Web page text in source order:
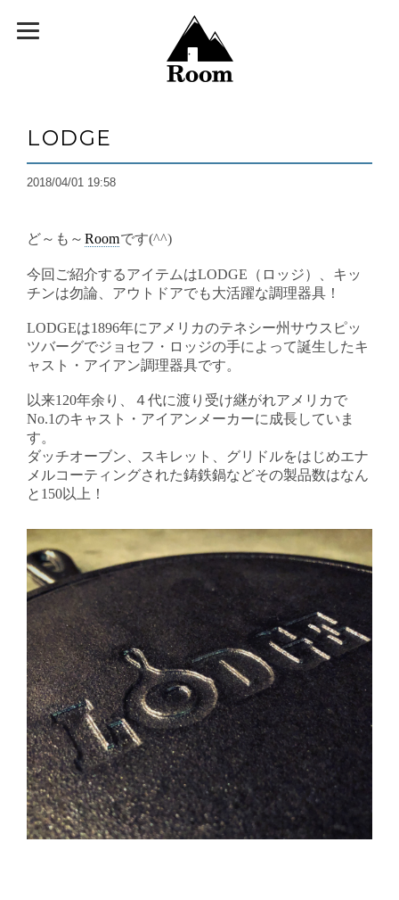
LODGE
2018/04/01 19:58
ど～も～ Roomです(^^)
今回ご紹介するアイテムはLODGE（ロッジ）、キッ
チンは勿論、アウトドアでも大活躍な調理器具！
LODGEは1896年にアメリカのテネシー州サウスピッ
ツバーグでジョセフ・ロッジの手によって誕生したキ
ャスト・アイアン調理器具です。
以来120年余り、４代に渡り受け継がれアメリカで
No.1のキャスト・アイアンメーカーに成長していま
す。
ダッチオーブン、スキレット、グリドルをはじめエナ
メルコーティングされた鋳鉄鍋などその製品数はなん
と150以上！